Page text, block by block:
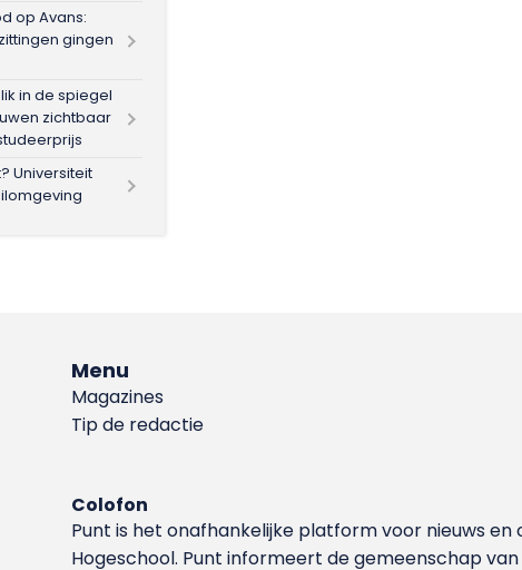
op Avans:
gingen
in de spiegel
zichtbaar
Universiteit
Menu
Magazines
Tip de redactie
Colofon
Punt is het onafhankelijke platform voor nieuws
Hoge­school. Punt informeert de gemeenschap